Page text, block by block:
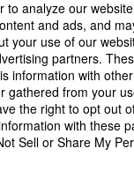
ード
時事通信ニュース